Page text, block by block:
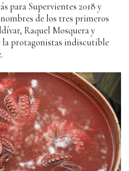
para Supervientes 2018 y
de los tres primeros
Raquel Mosquera y
la protagonistas indiscutible